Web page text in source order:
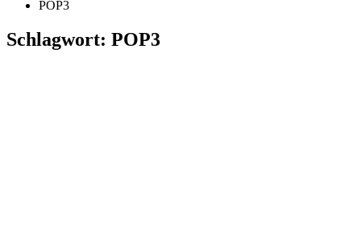
POP3
Schlagwort: POP3